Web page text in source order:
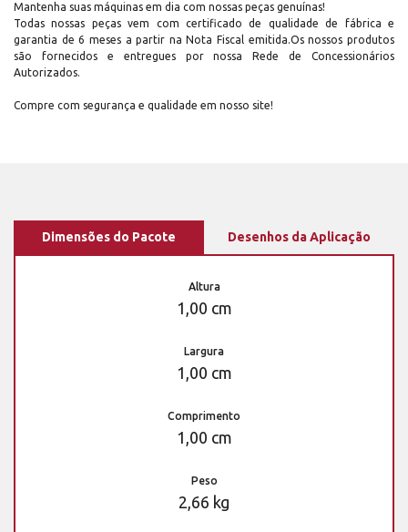
Mantenha suas máquinas em dia com nossas peças genuínas!
Todas nossas peças vem com certificado de qualidade de fábrica e
garantia de 6 meses a partir na Nota Fiscal emitida.Os nossos produtos
são fornecidos e entregues por nossa Rede de Concessionários
Autorizados.
Compre com segurança e qualidade em nosso site!
Dimensões do Pacote Desenhos da Aplicação
Altura
1,00 cm
Largura
1,00 cm
Comprimento
1,00 cm
Peso
2,66 kg